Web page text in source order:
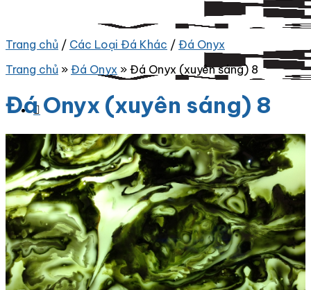
Danh Mục Sản Phẩm
Đá Granite
Đá Granite Màu Vàng
Đá Granite Màu Xám
Đá Granite Màu Đen
Trang chủ / Các Loại Đá Khác / Đá Onyx
Trang chủ » Đá Onyx » Đá Onyx (xuyên sáng) 8
Đá Onyx (xuyên sáng) 8